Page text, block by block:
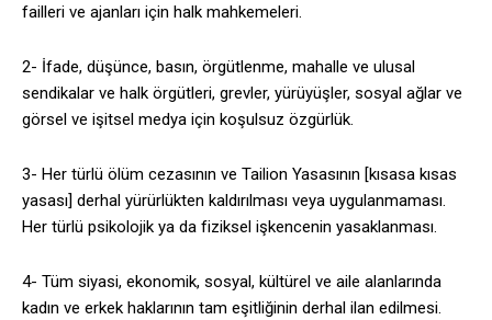
failleri ve ajanları için halk mahkemeleri.
2- İfade, düşünce, basın, örgütlenme, mahalle ve ulusal
sendikalar ve halk örgütleri, grevler, yürüyüşler, sosyal ağlar ve
görsel ve işitsel medya için koşulsuz özgürlük.
3- Her türlü ölüm cezasının ve Tailion Yasasının [kısasa kısas
yasası] derhal yürürlükten kaldırılması veya uygulanmaması.
Her türlü psikolojik ya da fiziksel işkencenin yasaklanması.
4- Tüm siyasi, ekonomik, sosyal, kültürel ve aile alanlarında
kadın ve erkek haklarının tam eşitliğinin derhal ilan edilmesi.